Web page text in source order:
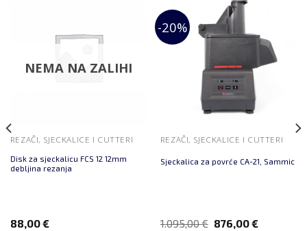
NEMA NA ZALIHI
REZAČI, SJECKALICE I CUTTERI
Disk za sjeckalicu FCS 12 12mm
debljina rezanja
88,00€
-20%
REZAČI, SJECKALICE I CUTTERI
Sjeckalica za povrće CA-21, Sammic
1.095,00€ 876,00€